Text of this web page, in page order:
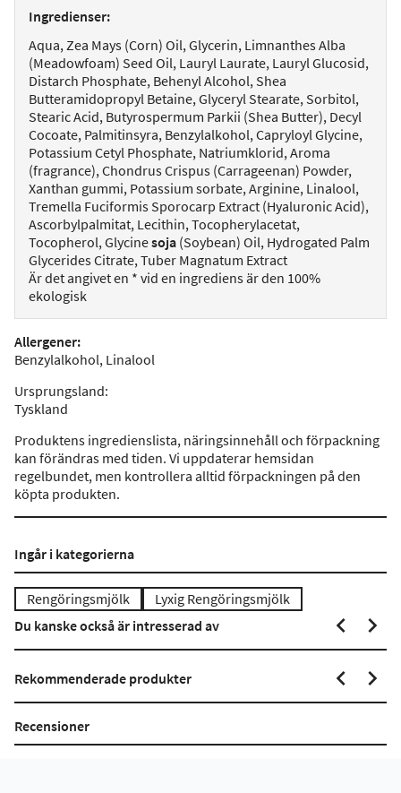
Ingredienser:
Aqua, Zea Mays (Corn) Oil, Glycerin, Limnanthes Alba
(Meadowfoam) Seed Oil, Lauryl Laurate, Lauryl Glucosid,
Distarch Phosphate, Behenyl Alcohol, Shea
Butteramidopropyl Betaine, Glyceryl Stearate, Sorbitol,
Stearic Acid, Butyrospermum Parkii (Shea Butter), Decyl
Cocoate, Palmitinsyra, Benzylalkohol, Capryloyl Glycine,
Potassium Cetyl Phosphate, Natriumklorid, Aroma
(fragrance), Chondrus Crispus (Carrageenan) Powder,
Xanthan gummi, Potassium sorbate, Arginine, Linalool,
Tremella Fuciformis Sporocarp Extract (Hyaluronic Acid),
Ascorbylpalmitat, Lecithin, Tocopherylacetat,
Tocopherol, Glycinesoja (Soybean) Oil, Hydrogated Palm
Glycerides Citrate, Tuber Magnatum Extract
Är det angivet en * vid en ingrediens är den 100%
ekologisk
Allergener:
Benzylalkohol, Linalool
Ursprungsland:
Tyskland
Produktens ingredienslista, näringsinnehåll och förpackning
kan förändras med tiden. Vi uppdaterar hemsidan
regelbundet, men kontrollera alltid förpackningen på den
köpta produkten.
Ingår i kategorierna
Rengöringsmjölk
Lyxig Rengöringsmjölk
Du kanske också är intresserad av
Rekommenderade produkter
Recensioner